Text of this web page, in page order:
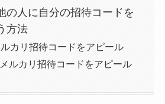
の人に自分の招待コードを
方法
カリ招待コードをアピール
ルカリ招待コードをアピール